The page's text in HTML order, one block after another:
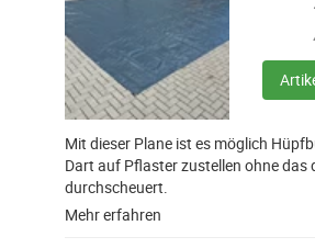
Mit dieser Plane ist es möglich
Dart auf Pflaster zustellen ohne das
durchscheuert.
Mehr erfahren